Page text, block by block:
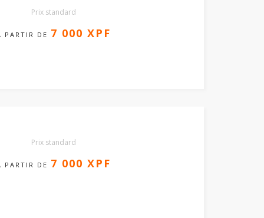
Prix standard
PARTIR DE 7 000 XPF
Prix standard
PARTIR DE 7 000 XPF